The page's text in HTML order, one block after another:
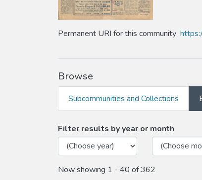
Permanent URI for this community
Browse
Subcommunities and Collections
Browsing Año 1934 by
Filter results by year or month
Now showing 1 - 40 of 362